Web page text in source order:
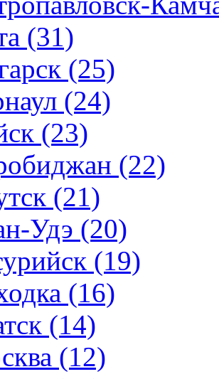
(31)
(25)
(24)
(23)
(22)
(21)
Удэ (20)
(19)
(16)
(14)
(12)